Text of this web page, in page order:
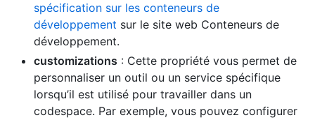
spécification sur les conteneurs de
développement sur le site web Conteneurs de
développement.
customizations : Cette propriété vous permet de
personnaliser un outil ou un service spécifique
lorsqu’il est utilisé pour travailler dans un
codespace. Par exemple, vous pouvez configurer